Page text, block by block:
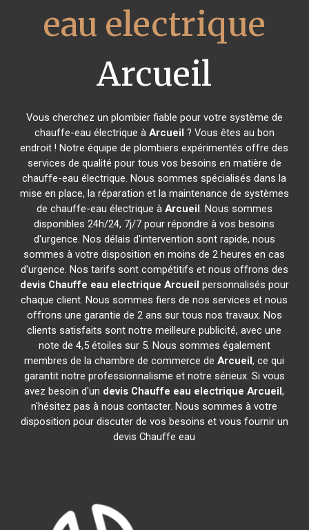
eau electrique
Arcueil
Vous cherchez un plombier fiable pour votre système de
chauffe-eau électrique à Arcueil ? Vous êtes au bon
endroit ! Notre équipe de plombiers expérimentés offre des
services de qualité pour tous vos besoins en matière de
chauffe-eau électrique. Nous sommes spécialisés dans la
mise en place, la réparation et la maintenance de systèmes
de chauffe-eau électrique à Arcueil. Nous sommes
disponibles 24h/24, 7j/7 pour répondre à vos besoins
d'urgence. Nos délais d'intervention sont rapide, nous
sommes à votre disposition en moins de 2 heures en cas
d'urgence. Nos tarifs sont compétitifs et nous offrons des
devis Chauffe eau electrique Arcueil personnalisés pour
chaque client. Nous sommes fiers de nos services et nous
offrons une garantie de 2 ans sur tous nos travaux. Nos
clients satisfaits sont notre meilleure publicité, avec une
note de 4,5 étoiles sur 5. Nous sommes également
membres de la chambre de commerce deArcueil, ce qui
garantit notre professionnalisme et notre sérieux. Si vous
avez besoin d'un devis Chauffe eau electrique Arcueil,
n'hésitez pas à nous contacter. Nous sommes à votre
disposition pour discuter de vos besoins et vous fournir un
devis Chauffe eau